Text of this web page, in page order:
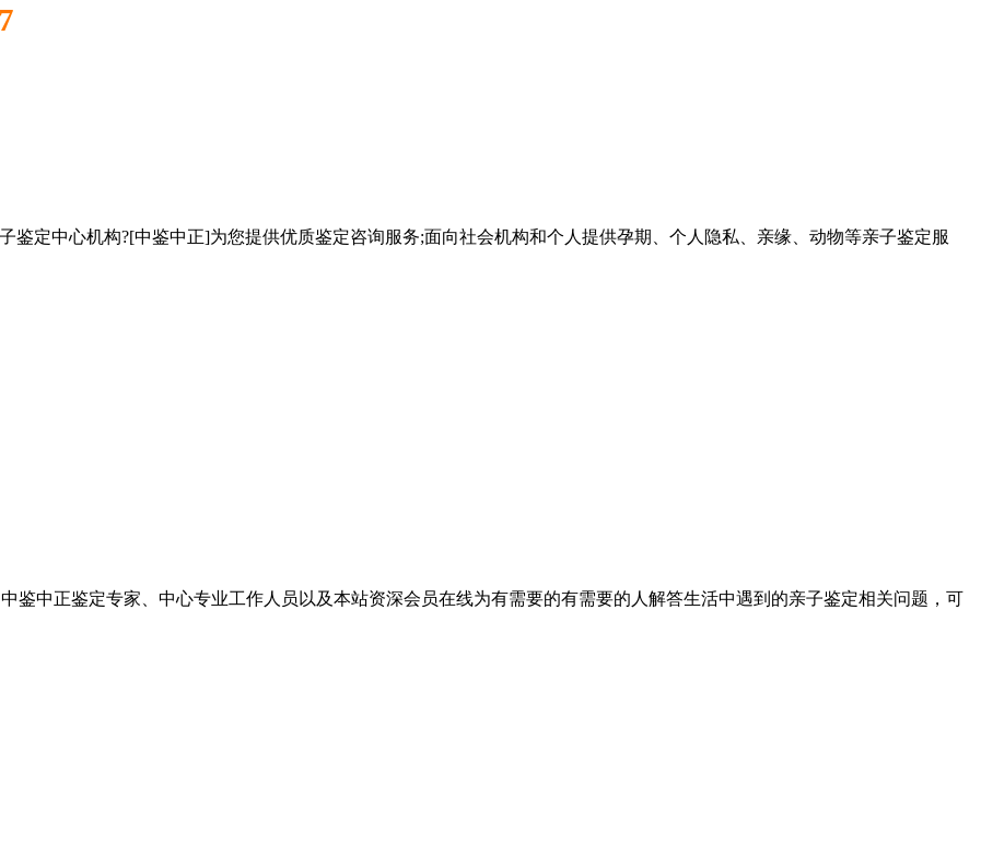
鉴定中心机构?[中鉴中正]为您提供优质鉴定咨询服务;面向社会机构和个人提供孕期、个人隐私、亲缘、动物等亲子鉴定服
鉴中正鉴定专家、中心专业工作人员以及本站资深会员在线为有需要的有需要的人解答生活中遇到的亲子鉴定相关问题，可